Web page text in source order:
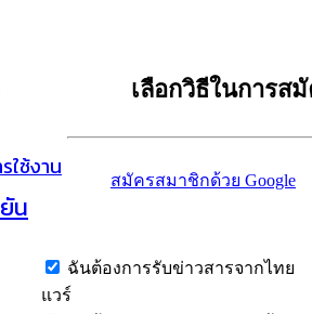
ใช้งาน
น
เลือกวิธีในการส
สมัครสมาชิกด้วย Google
ฉันต้องการรับข่าวสารจากไทย
แวร์